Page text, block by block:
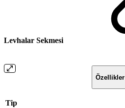
Levhalar Sekmesi
Özellikler
Tip